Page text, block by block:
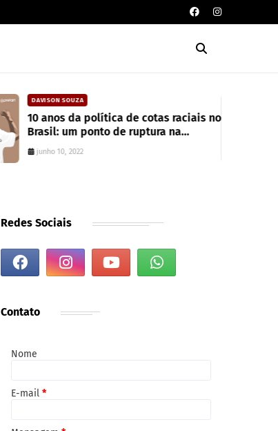
DAVISON SOUZA
10 anos da política de cotas raciais no
Brasil: um ponto de ruptura na
colonialidade
junho 10, 2022
Redes Sociais
Contato
Nome
E-mail *